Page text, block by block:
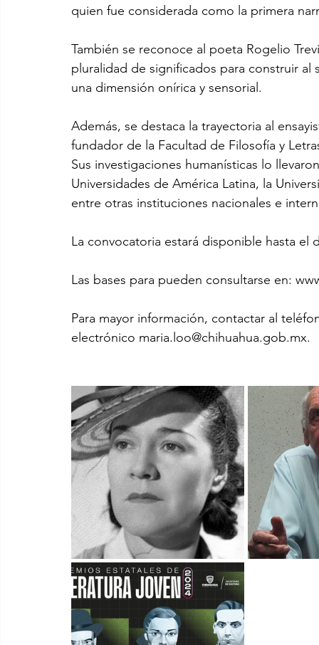
quien fue considerada como la primera
También se reconoce al poeta Rogelio
pluralidad de significados para construir
una dimensión onírica y sensorial.
Además, se destaca la trayectoria al
fundador de la Facultad de Filosofía y
Sus investigaciones humanísticas lo
Universidades de América Latina, la
entre otras instituciones nacionales e
La convocatoria estará disponible hasta el
Las bases para pueden consultarse en:
Para mayor información, contactar al
electrónico maria.loo@chihuahua.gob.mx.